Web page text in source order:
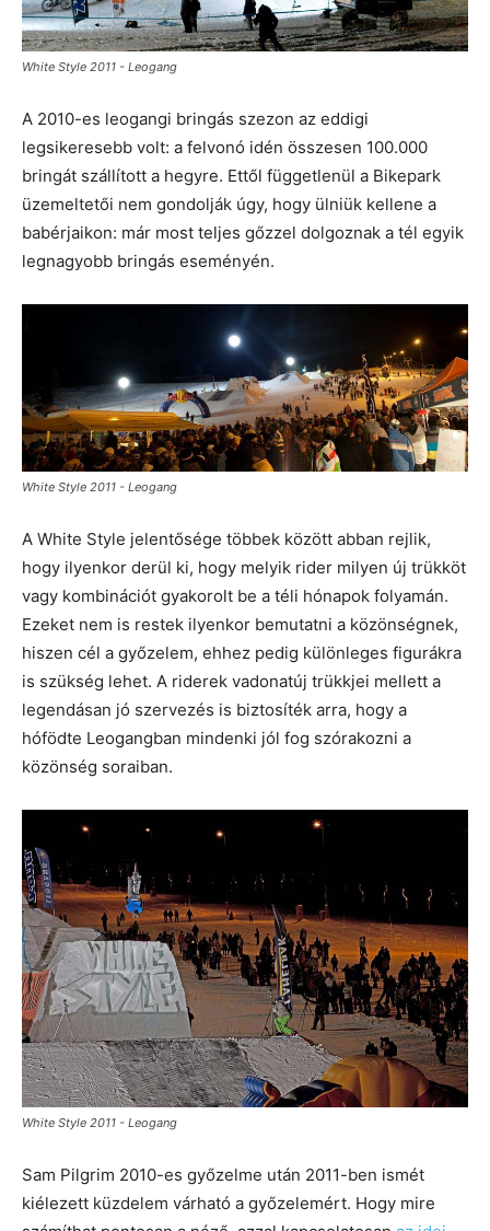
White Style 2011 - Leogang
A 2010-es leogangi bringás szezon az eddigi
legsikeresebb volt: a felvonó idén összesen 100.000
bringát szállított a hegyre. Ettől függetlenül a Bikepark
üzemeltetői nem gondolják úgy, hogy ülniük kellene a
babérjaikon: már most teljes gőzzel dolgoznak a tél egyik
legnagyobb bringás eseményén.
White Style 2011 - Leogang
A White Style jelentősége többek között abban rejlik,
hogy ilyenkor derül ki, hogy melyik rider milyen új trükköt
vagy kombinációt gyakorolt be a téli hónapok folyamán.
Ezeket nem is restek ilyenkor bemutatni a közönségnek,
hiszen cél a győzelem, ehhez pedig különleges figurákra
is szükség lehet. A riderek vadonatúj trükkjei mellett a
legendásan jó szervezés is biztosíték arra, hogy a
hófödte Leogangban mindenki jól fog szórakozni a
közönség soraiban.
White Style 2011 - Leogang
Sam Pilgrim 2010-es győzelme után 2011-ben ismét
kiélezett küzdelem várható a győzelemért. Hogy mire